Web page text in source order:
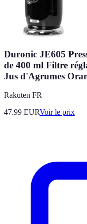
Duronic JE605
de 400 ml Filtre
Jus d'Agrumes
Rakuten FR
47.99 EURVoir le prix